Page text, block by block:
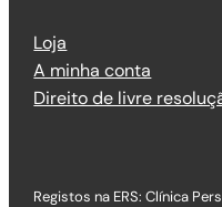
Loja
A minha conta
Direito de livre
Registos na ERS: Clínica